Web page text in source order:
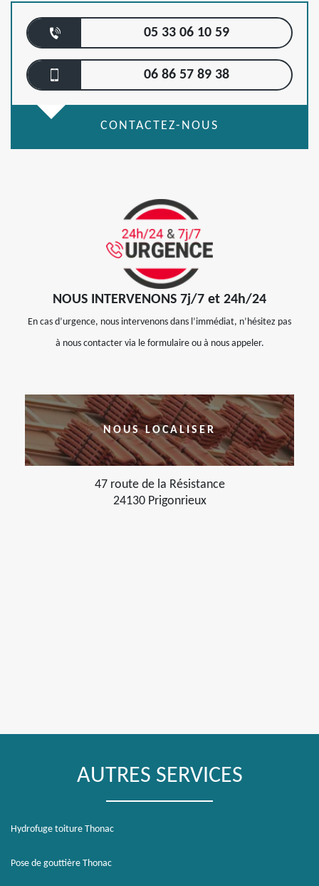
05 33 06 10 59
06 86 57 89 38
CONTACTEZ-NOUS
NOUS INTERVENONS 7j/7 et 24h/24
En cas d’urgence, nous intervenons dans l’immédiat, n’hésitez pas
à nous contacter via le formulaire ou à nous appeler.
NOUS LOCALISER
47 route de la Résistance
24130 Prigonrieux
AUTRES SERVICES
Hydrofuge toiture Thonac
Pose de gouttière Thonac